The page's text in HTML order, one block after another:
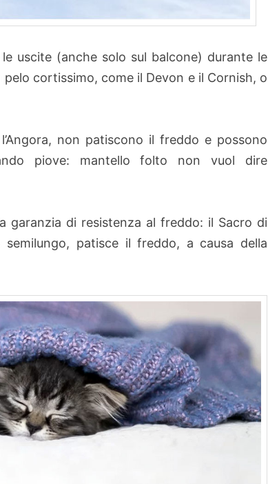
uscite (anche solo sul balcone) durante le
cortissimo, come il Devon e il Cornish, o
non patiscono il freddo e possono
piove: mantello folto non vuol dire
di resistenza al freddo: il Sacro di
patisce il freddo, a causa della